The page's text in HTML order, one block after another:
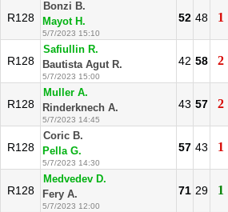
R128
Bonzi B.
Mayot H.
5/7/2023 15:10
52 48 1
R128
Safiullin R.
Bautista Agut R.
5/7/2023 15:00
42 58 2
R128
Muller A.
Rinderknech A.
5/7/2023 14:45
43 57 2
R128
Coric B.
Pella G.
5/7/2023 14:30
57 43 1
R128
Medvedev D.
Fery A.
5/7/2023 12:00
71 29 1